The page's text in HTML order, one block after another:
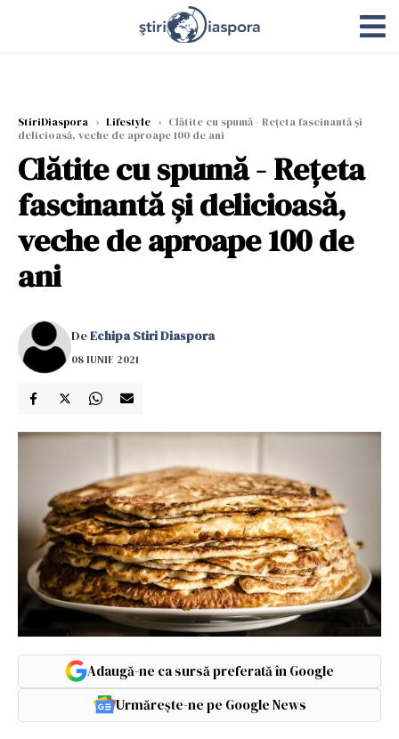
StiriDiaspora › Lifestyle › Clătite cu spumă - Rețeta fascinantă și
delicioasă, veche de aproape 100 de ani
Clătite cu spumă - Rețeta
fascinantă și delicioasă,
veche de aproape 100 de
ani
DeEchipa Stiri Diaspora
08 IUNIE 2021
Adaugă-ne ca sursă preferată în Google
Urmărește-ne pe Google News